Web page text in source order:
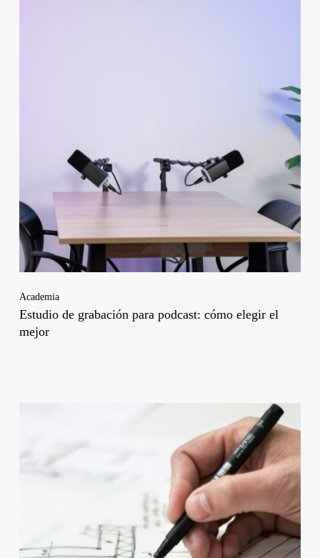
Academia
Estudio de grabación para podcast: cómo elegir el
mejor